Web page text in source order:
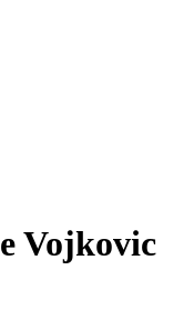
Vojkovic